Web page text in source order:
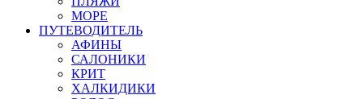
МОРЕ
ПУТЕВОДИТЕЛЬ
АФИНЫ
САЛОНИКИ
КРИТ
ХАЛКИДИКИ